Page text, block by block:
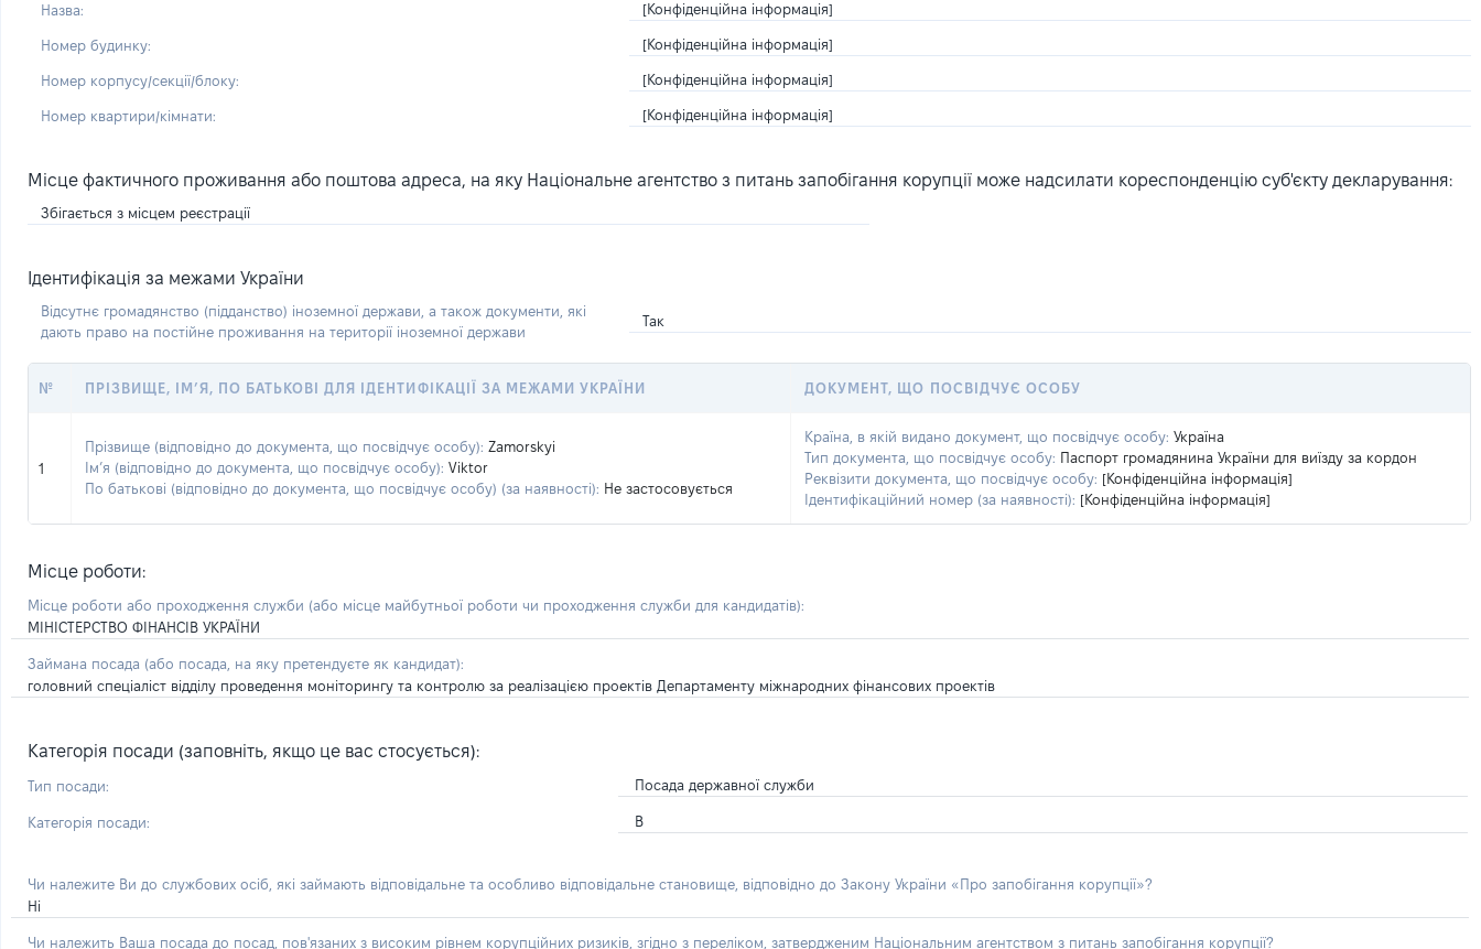
Назва: [Конфіденційна інформація]
Номер будинку: [Конфіденційна інформація]
Номер корпусу/секції/блоку: [Конфіденційна інформація]
Номер квартири/кімнати: [Конфіденційна інформація]
Місце фактичного проживання або поштова адреса, на яку Національне агентство з питань запобігання корупції може надсилати кореспонденцію суб'єкту декларування:
Збігається з місцем реєстрації
Ідентифікація за межами України
Відсутнє громадянство (підданство) іноземної держави, а також документи, які
дають право на постійне проживання на території іноземної держави
Так
№ ПРІЗВИЩЕ, ІМ’Я, ПО БАТЬКОВІ ДЛЯ ІДЕНТИФІКАЦІЇ ЗА МЕЖАМИ УКРАЇНИ ДОКУМЕНТ, ЩО ПОСВІДЧУЄ ОСОБУ
1
Прізвище (відповідно до документа, що посвідчує особу): Zamorskyi
Ім’я (відповідно до документа, що посвідчує особу): Viktor
По батькові (відповідно до документа, що посвідчує особу) (за наявності): Не застосовується
Країна, в якій видано документ, що посвідчує особу: Україна
Тип документа, що посвідчує особу: Паспорт громадянина України для виїзду за кордон
Реквізити документа, що посвідчує особу: [Конфіденційна інформація]
Ідентифікаційний номер (за наявності): [Конфіденційна інформація]
Місце роботи:
Місце роботи або проходження служби (або місце майбутньої роботи чи проходження служби для кандидатів):
МІНІСТЕРСТВО ФІНАНСІВ УКРАЇНИ
Займана посада (або посада, на яку претендуєте як кандидат):
головний спеціаліст відділу проведення моніторингу та контролю за реалізацією проектів Департаменту міжнародних фінансових проектів
Категорія посади (заповніть, якщо це вас стосується):
Тип посади: Посада державної служби
Категорія посади: В
Чи належите Ви до службових осіб, які займають відповідальне та особливо відповідальне становище, відповідно до Закону України «Про запобігання корупції»?
Ні
Чи належить Ваша посада до посад, пов'язаних з високим рівнем корупційних ризиків, згідно з переліком, затвердженим Національним агентством з питань запобігання корупції?